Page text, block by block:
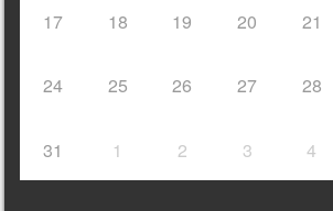
17 18 19 20 21
24 25 26 27 28
31 1 2 3 4